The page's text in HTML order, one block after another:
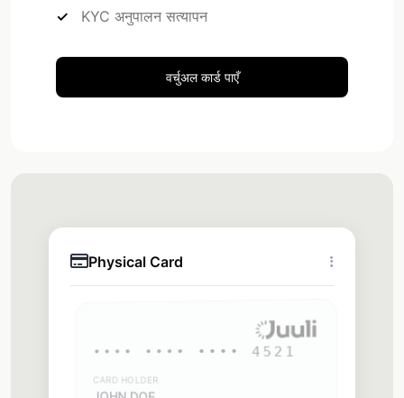
KYC अनुपालन सत्यापन
वर्चुअल कार्ड पाएँ
Physical Card
•••• •••• •••• 4521
CARD HOLDER